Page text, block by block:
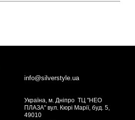
info@silverstyle.ua
Україна, м. Дніпро ТЦ "НЕО
ПЛАЗА" вул. Кюрі Марії, буд. 5,
49010